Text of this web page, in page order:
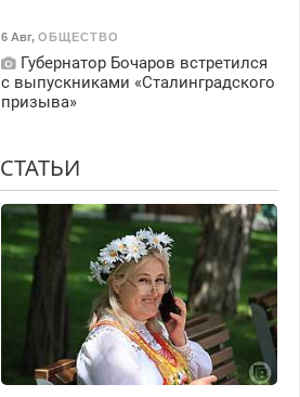
6 Авг, ОБЩЕСТВО
Губернатор Бочаров встретился
с выпускниками «Сталинградского
призыва»
СТАТЬИ